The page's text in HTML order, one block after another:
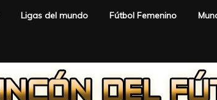
Ligas del mundo Fútbol Femenino